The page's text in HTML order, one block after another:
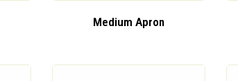
Medium Apron